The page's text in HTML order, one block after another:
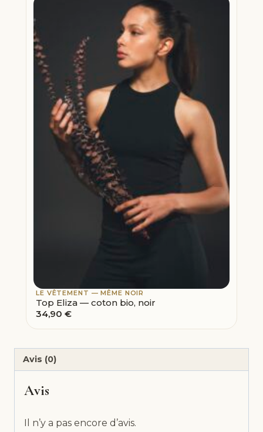
LE VÊTEMENT — MÊME NOIR
Top Eliza — coton bio, noir
34,90 €
Avis (0)
Avis
Il n’y a pas encore d’avis.